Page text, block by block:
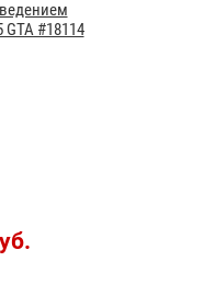
GTA #18114